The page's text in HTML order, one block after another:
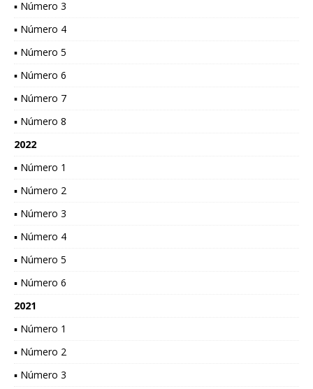
▪ Número 3
▪ Número 4
▪ Número 5
▪ Número 6
▪ Número 7
▪ Número 8
2022
▪ Número 1
▪ Número 2
▪ Número 3
▪ Número 4
▪ Número 5
▪ Número 6
2021
▪ Número 1
▪ Número 2
▪ Número 3